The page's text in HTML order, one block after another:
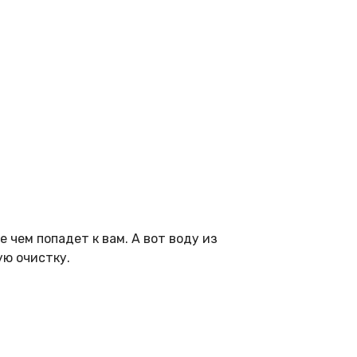
чем попадет к вам. А вот воду из
очистку.